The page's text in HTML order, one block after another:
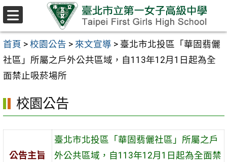
跳至主要內容區
首頁 > 校園公告 > 來文宣導 > 臺北市北投區「華固翡儷
社區」所屬之戶外公共區域，自113年12月1日起為全
面禁止吸菸場所
校園公告
公告主旨
臺北市北投區「華固翡儷社區」所屬之戶
外公共區域，自113年12月1日起為全面禁
選
單